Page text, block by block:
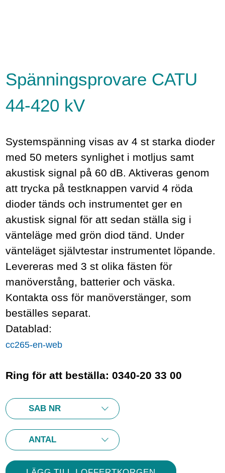
Spänningsprovare CATU
44-420 kV
Systemspänning visas av 4 st starka dioder
med 50 meters synlighet i motljus samt
akustisk signal på 60 dB. Aktiveras genom
att trycka på testknappen varvid 4 röda
dioder tänds och instrumentet ger en
akustisk signal för att sedan ställa sig i
vänteläge med grön diod tänd. Under
vänteläget självtestar instrumentet löpande.
Levereras med 3 st olika fästen för
manöverstång, batterier och väska.
Kontakta oss för manöverstänger, som
beställes separat.
Datablad:
cc265-en-web
Ring för att beställa: 0340-20 33 00